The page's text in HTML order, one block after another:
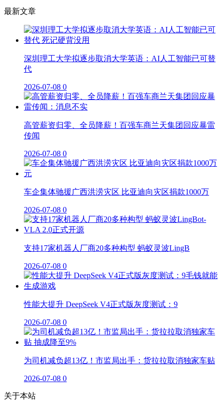
最新文章
深圳理工大学拟逐步取消大学英语：AI人工智能已可替
代
2026-07-08 0
高管薪资归零、全员降薪！百强车商兰天集团回应暴雷
传闻
2026-07-08 0
车企集体驰援广西洪涝灾区 比亚迪向灾区捐款1000万
2026-07-08 0
支持17家机器人厂商20多种构型 蚂蚁灵波LingB
2026-07-08 0
性能大提升 DeepSeek V4正式版灰度测试：9
2026-07-08 0
为司机减负超13亿！市监局出手：货拉拉取消独家车贴
2026-07-08 0
关于本站